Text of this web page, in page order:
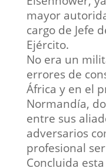
mayor
cargo de Jefe
Ejército.
No era un
errores de
África y en el
Normandía,
entre sus
adversarios
profesional
Concluida